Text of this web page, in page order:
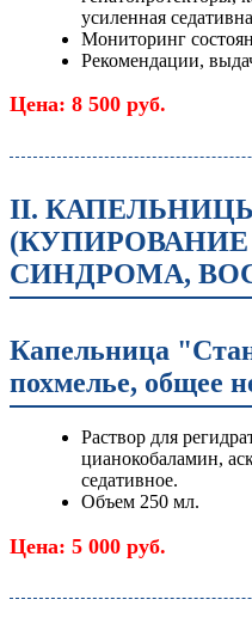
усиленная
Мониторинг
Рекомендации,
Цена: 8 500 руб.
II.
СИНДРОМА,
Капельница
похмелье, общее
Раствор для
цианокобаламин,
седативное.
Объем 250 мл.
Цена: 5 000 руб.